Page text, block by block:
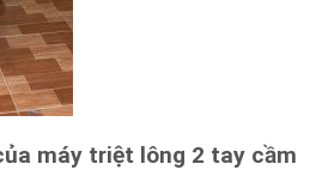
máy triệt lông 2 tay cầm